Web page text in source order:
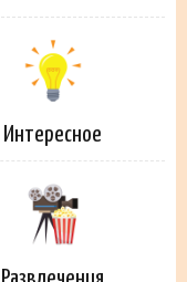
Интересное